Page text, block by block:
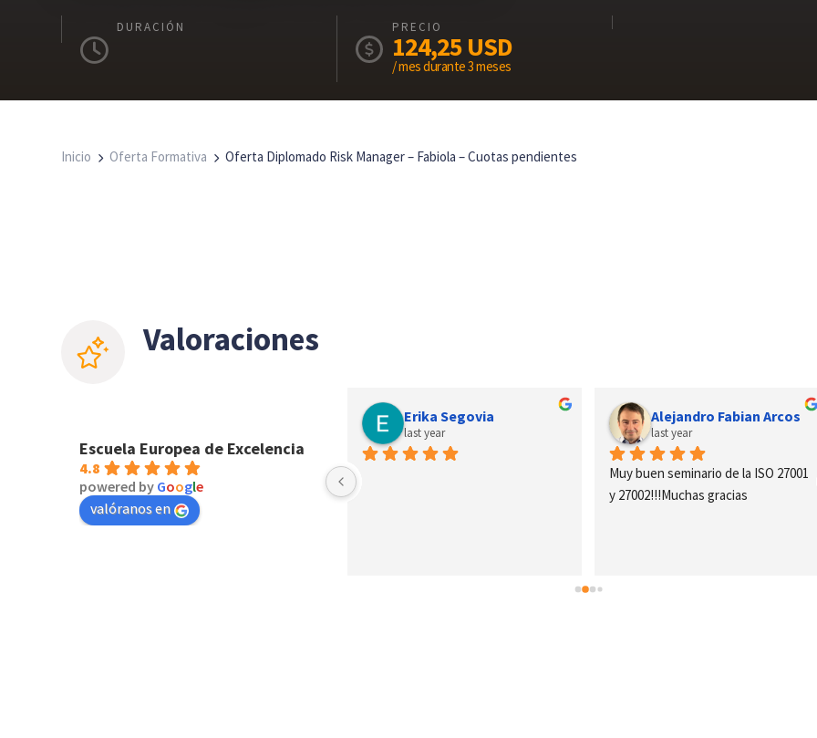
DURACIÓN PRECIO
124,25USD
/ mes durante 3 meses
Inicio Oferta Formativa Oferta Diplomado Risk Manager – Fabiola – Cuotas pendientes
Valoraciones
Escuela Europea de Excelencia
4.8
powered by Google
valóranos en
Erika Segovia
last year
Alejandro Fabian Arcos
last year
Muy buen seminario de la ISO 27001
y 27002!!!Muchas gracias